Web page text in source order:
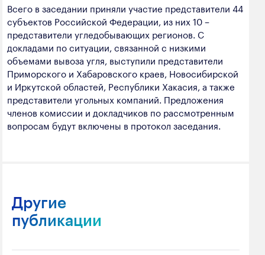
Всего в заседании приняли участие представители 44
субъектов Российской Федерации, из них 10 –
представители угледобывающих регионов. С
докладами по ситуации, связанной с низкими
объемами вывоза угля, выступили представители
Приморского и Хабаровского краев, Новосибирской
и Иркутской областей, Республики Хакасия, а также
представители угольных компаний. Предложения
членов комиссии и докладчиков по рассмотренным
вопросам будут включены в протокол заседания.
Другие
публикации